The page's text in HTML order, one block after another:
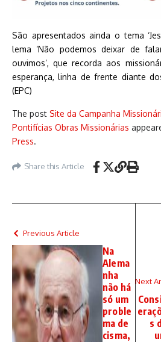
São apresentados ainda o tema
lema ‘Não podemos deixar de
ouvimos’, que recorda aos
esperança, linha de frente diante
(EPC)
The post Site da Campanha
Pontifícias Obras Missionárias
Press.
Share this Article
Previous Article
Na
Alema
nha
não há
só um
proble
ma de
cisma,
Next
s